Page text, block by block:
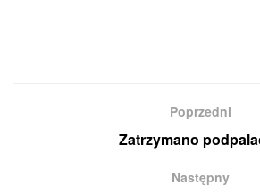
Poprzedni
Zatrzymano
Następny